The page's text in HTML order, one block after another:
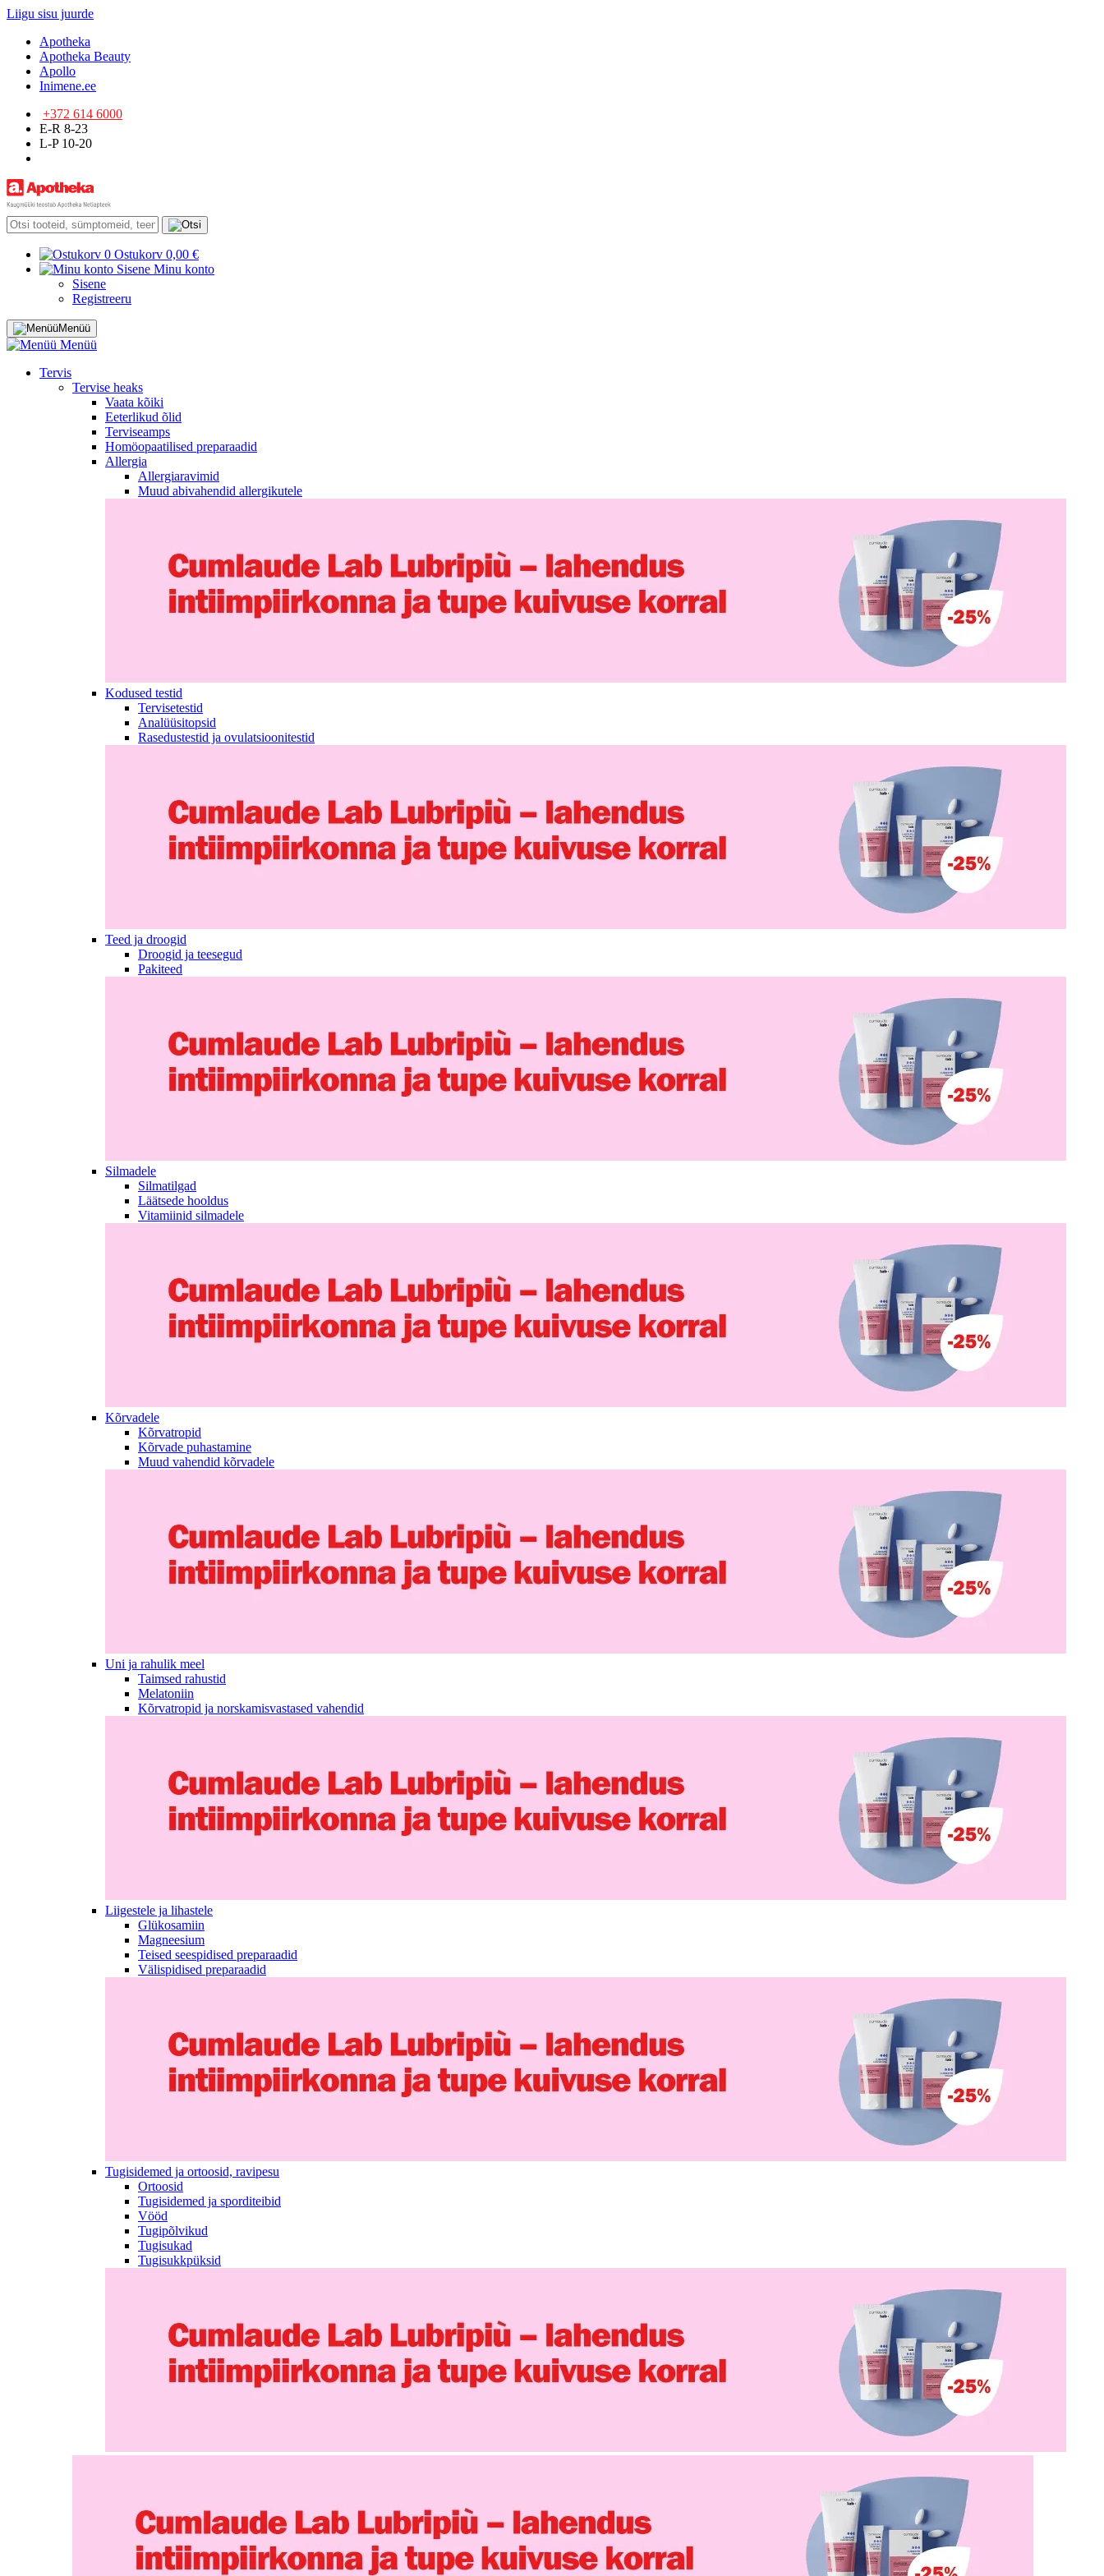
Liigu sisu juurde
Apotheka
Apotheka Beauty
Apollo
Inimene.ee
+372 614 6000
E-R 8-23
L-P 10-20
0 Ostukorv 0,00 €
Sisene Minu konto
Sisene
Registreeru
Menüü
Menüü
Tervis
Tervise heaks
Vaata kõiki
Eeterlikud õlid
Terviseamps
Homöopaatilised preparaadid
Allergia
Allergiaravimid
Muud abivahendid allergikutele
Kodused testid
Tervisetestid
Analüüsitopsid
Rasedustestid ja ovulatsioonitestid
Teed ja droogid
Droogid ja teesegud
Pakiteed
Silmadele
Silmatilgad
Läätsede hooldus
Vitamiinid silmadele
Kõrvadele
Kõrvatropid
Kõrvade puhastamine
Muud vahendid kõrvadele
Uni ja rahulik meel
Taimsed rahustid
Melatoniin
Kõrvatropid ja norskamisvastased vahendid
Liigestele ja lihastele
Glükosamiin
Magneesium
Teised seespidised preparaadid
Välispidised preparaadid
Tugisidemed ja ortoosid, ravipesu
Ortoosid
Tugisidemed ja sporditeibid
Vööd
Tugipõlvikud
Tugisukad
Tugisukkpüksid